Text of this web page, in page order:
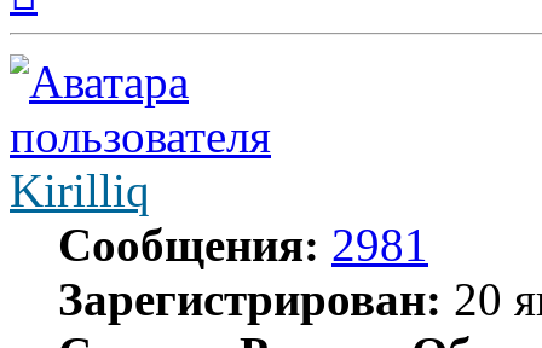
началу
Kirilliq
Сообщения: 2981
Зарегистрирован: 20